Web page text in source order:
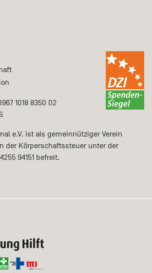
1018 8350 02
e.V. ist als gemeinnütziger Verein
der Körperschaftssteuer unter der
94151 befreit.